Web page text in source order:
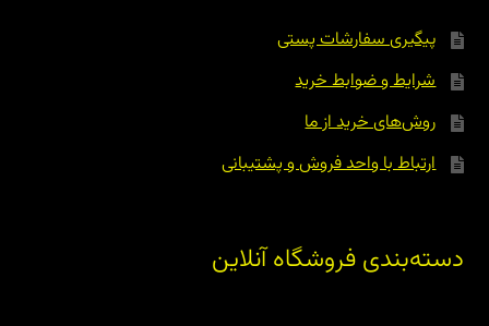
پیگیری سفارشات پستی
شرایط و ضوابط خرید
روش‌های خرید از ما
ارتباط با واحد فروش و پشتیبانی
دسته‌بندی فروشگاه آنلاین